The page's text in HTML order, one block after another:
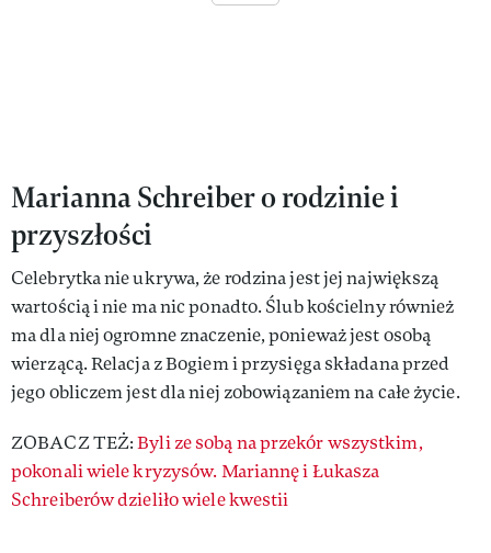
Marianna Schreiber o rodzinie i
przyszłości
Celebrytka nie ukrywa, że rodzina jest jej największą
wartością i nie ma nic ponadto. Ślub kościelny również
ma dla niej ogromne znaczenie, ponieważ jest osobą
wierzącą. Relacja z Bogiem i przysięga składana przed
jego obliczem jest dla niej zobowiązaniem na całe życie.
ZOBACZ TEŻ:Byli ze sobą na przekór wszystkim,
pokonali wiele kryzysów. Mariannę i Łukasza
Schreiberów dzieliło wiele kwestii